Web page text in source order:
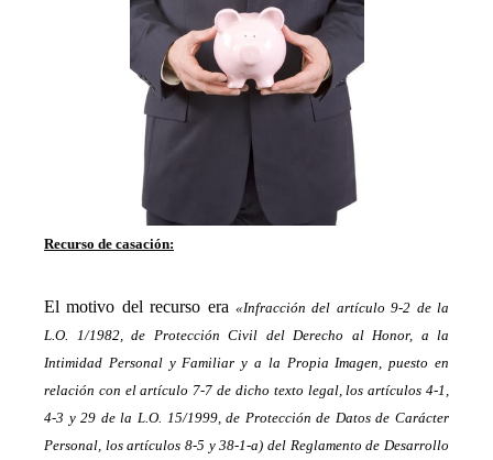
Recurso de casación:
El motivo del recurso era «Infracción del artículo 9-2 de la
L.O. 1/1982, de Protección Civil del Derecho al Honor, a la
Intimidad Personal y Familiar y a la Propia Imagen, puesto en
relación con el artículo 7-7 de dicho texto legal, los artículos 4-1,
4-3 y 29 de la L.O. 15/1999, de Protección de Datos de Carácter
Personal, los artículos 8-5 y 38-1-a) del Reglamento de Desarrollo